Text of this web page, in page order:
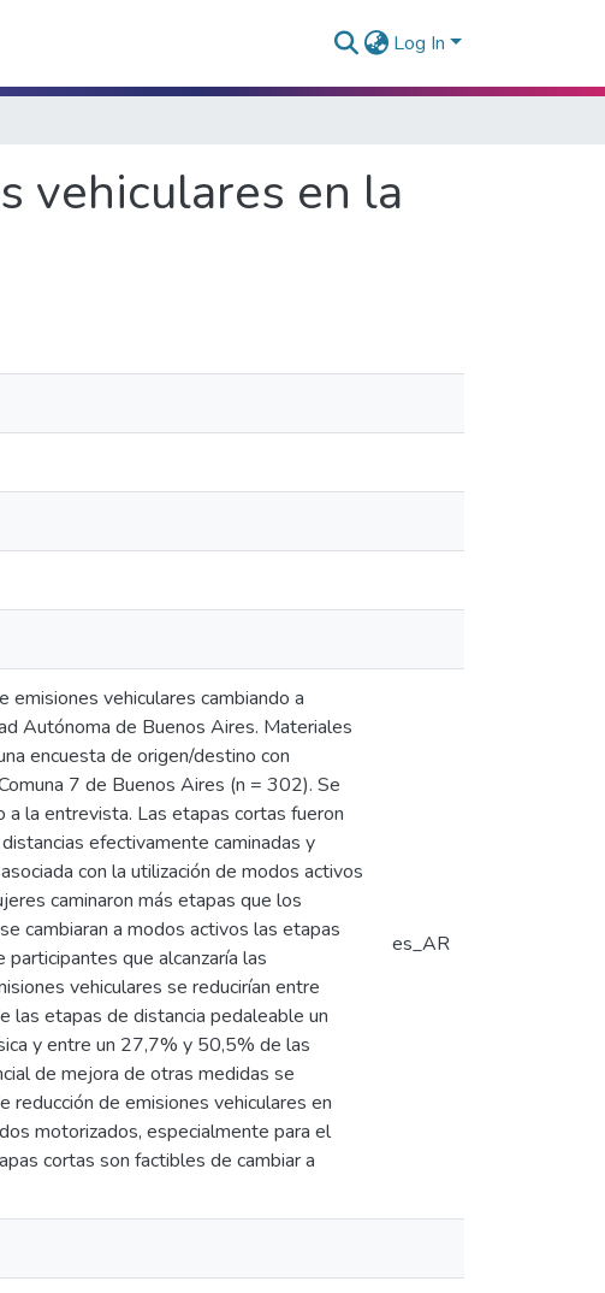
Log In
vehiculares en la
vehiculares cambiando a
Autónoma de Buenos Aires. Materiales
encuesta de origen/destino con
7 de Buenos Aires (n = 302). Se
a la entrevista. Las etapas cortas fueron
efectivamente caminadas y
con la utilización de modos activos
caminaron más etapas que los
cambiaran a modos activos las etapas
que alcanzaría las
vehiculares se reducirían entre
las etapas de distancia pedaleable un
y entre un 27,7% y 50,5% de las
de mejora de otras medidas se
reducción de emisiones vehiculares en
motorizados, especialmente para el
cortas son factibles de cambiar a
es_AR